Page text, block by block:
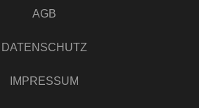
AGB
DATENSCHUTZ
IMPRESSUM